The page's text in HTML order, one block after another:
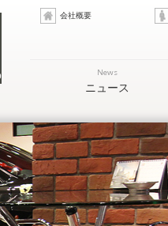
会社概要
News
ニュース